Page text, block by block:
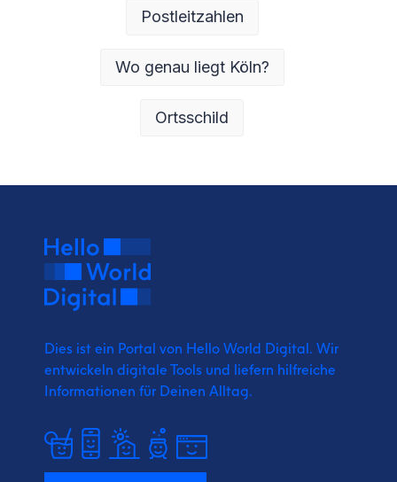
Postleitzahlen
Wo genau liegt Köln?
Ortsschild
Dies ist ein Portal von Hello World Digital. Wir
entwickeln digitale Tools und liefern hilfreiche
Informationen für Deinen Alltag.